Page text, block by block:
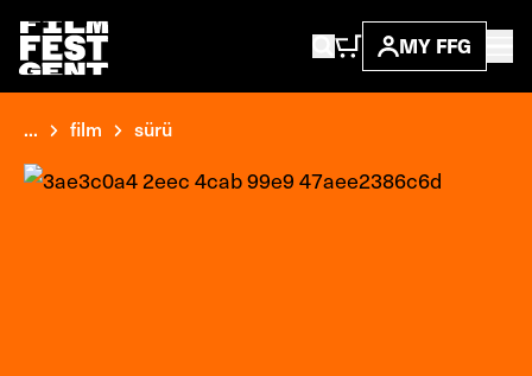
MY FFG
... film sürü